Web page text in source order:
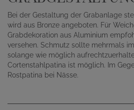
Bei der Gestaltung der Grabanlage
wird aus Bronze angeboten. Für
Grabdekoration aus Aluminium
versehen. Schmutz sollte mehrmals
solange wie möglich
Cortenstahlpatina ist möglich. Im
Rostpatina bei Nässe.